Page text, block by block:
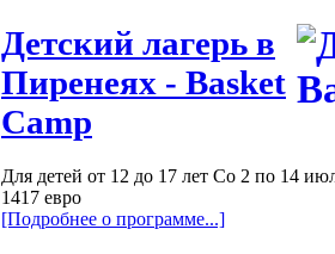
Детский лагерь в
Пиренеях - Basket
Camp
Для детей от 12 до 17 лет Со 2 по 14
1417 евро
[Подробнее о программе...]